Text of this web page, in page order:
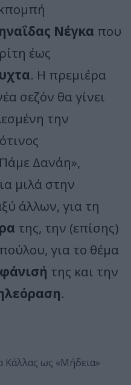
Νέγκα που
έως
. Η πρεμιέρα
σεζόν θα γίνει
την
Δανάη»,
μιλά στην
άλλων, για τη
της, την (επίσης)
για το θέμα
της και την
.
Κάλλας ως «Μήδεια»